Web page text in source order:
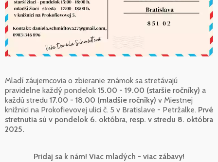
Mladí záujemcovia o zbieranie známok sa stretávajú
pravidelne každý pondelok 15.00 - 19.00 (staršie ročníky) a
každú stredu 17.00 - 18.00 (mladšie ročníky) v Miestnej
knižnici na Prokofievovej ulici č. 5 v Bratislave - Petržalke. Prvé
stretnutia sú v pondelok 6. októbra, resp. v stredu 8. októbra
2025.
Pridaj sa k nám! Viac mladých - viac zábavy!